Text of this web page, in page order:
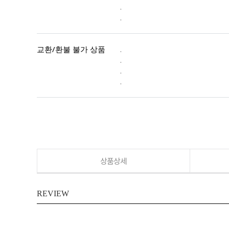
.
.
교환/환불 불가 상품
.
.
.
.
상품상세
REVIEW